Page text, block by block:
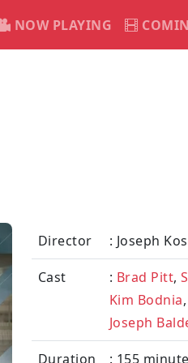
NOW PLAYING
Director : Joseph
Cast : Brad Pitt,
Kim Bodnia,
Joseph
Duration : 155